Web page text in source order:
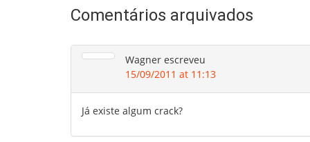
Comentários arquivados
Wagner escreveu
15/09/2011 at 11:13
Já existe algum crack?